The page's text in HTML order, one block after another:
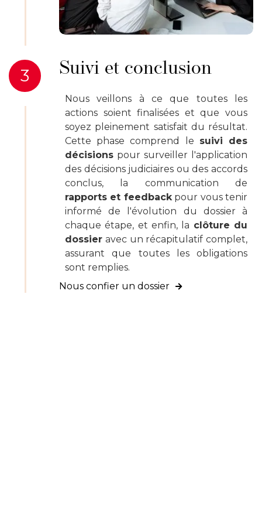
3 Suivi et conclusion
Nous veillons à ce que toutes les
actions soient finalisées et que vous
soyez pleinement satisfait du résultat.
Cette phase comprend le suivi des
décisions pour surveiller l'application
des décisions judiciaires ou des accords
conclus, la communication de
rapports et feedbackpour vous tenir
informé de l'évolution du dossier à
chaque étape, et enfin, la clôture du
dossier avec un récapitulatif complet,
assurant que toutes les obligations
sont remplies.
Nous confier un dossier
